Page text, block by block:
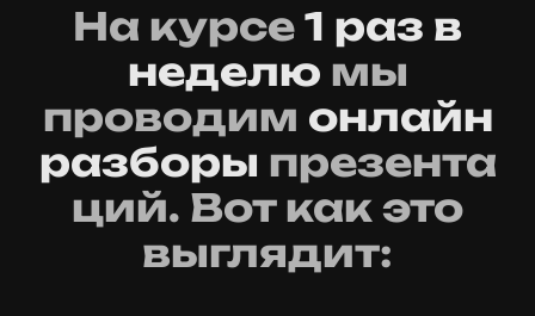
На курсе 1 раз в
неделю мы
проводим онлайн
разборы презента
ций. Вот как это
выглядит: